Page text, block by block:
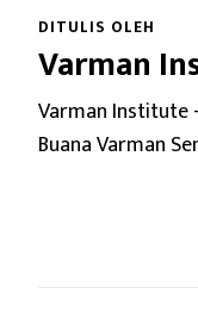
DITULIS OLEH
Varman
Varman Institute
Buana Varman